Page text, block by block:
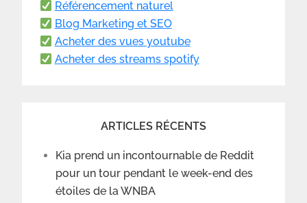
Référencement naturel
Blog Marketing et SEO
Acheter des vues youtube
Acheter des streams spotify
ARTICLES RÉCENTS
Kia prend un incontournable de Reddit
pour un tour pendant le week-end des
étoiles de la WNBA